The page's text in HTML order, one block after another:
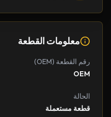
معلومات القطعة
رقم القطعة (OEM)
OEM
الحالة
قطعة مستعملة